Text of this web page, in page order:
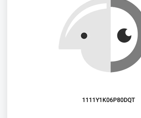
1111Y1K06P80DQT